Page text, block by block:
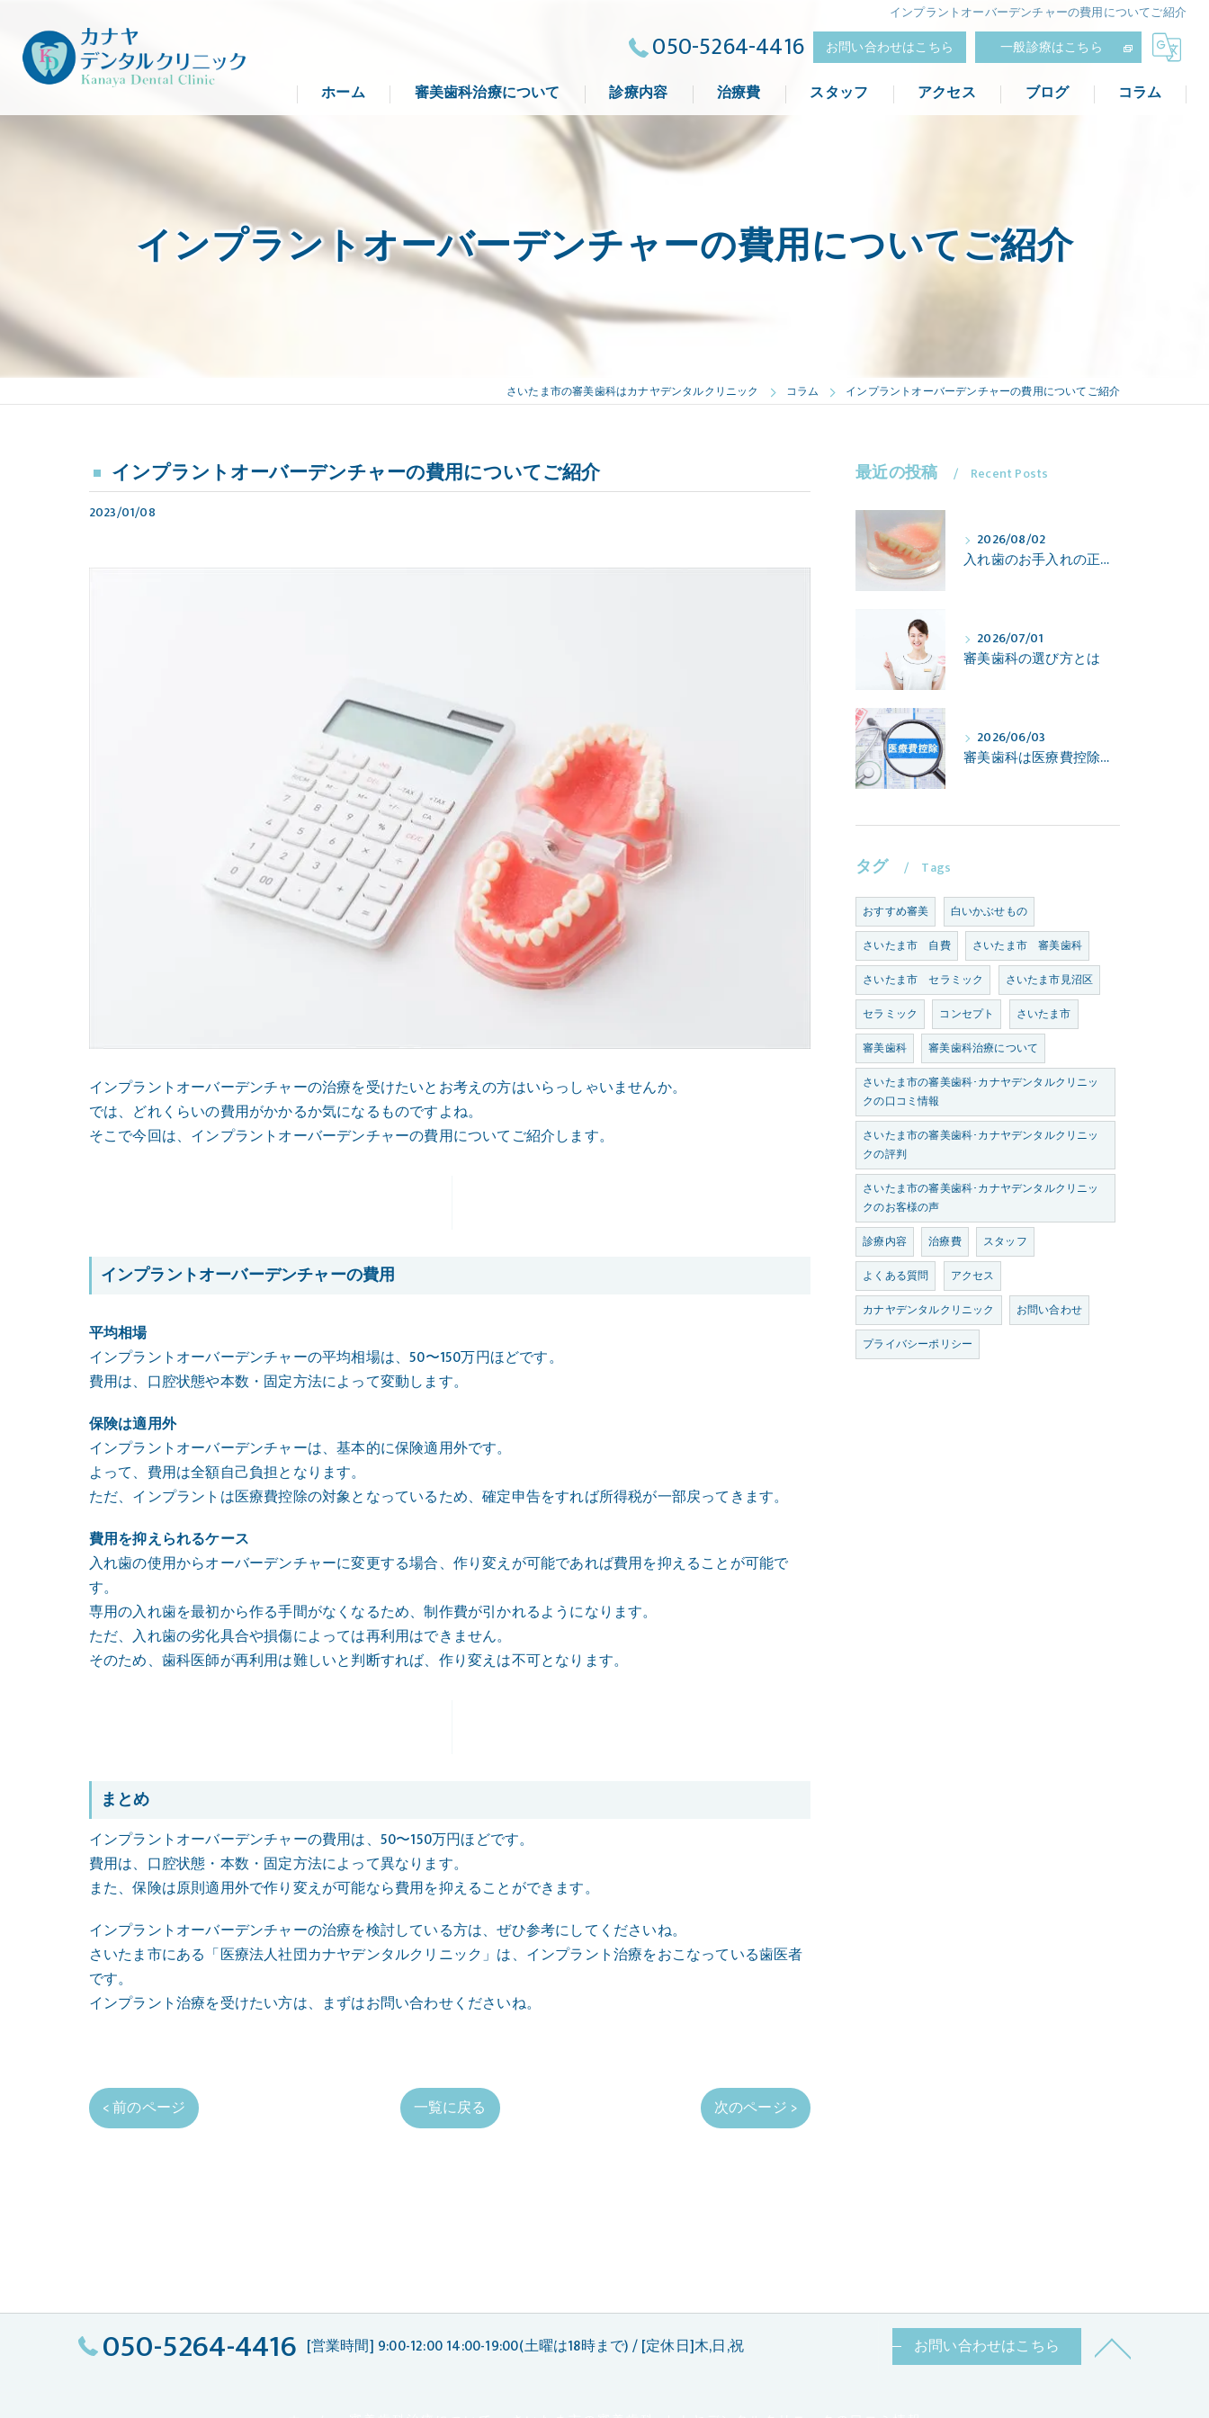
インプラントオーバーデンチャーの費用についてご紹介
050-5264-4416 お問い合わせはこちら 一般診療はこちら
ホーム 審美歯科治療について 診療内容
よくある質問
治療費 スタッフ アクセス ブログ コラム
インプラントオーバーデンチャーの費用についてご紹介
さいたま市の審美歯科はカナヤデンタルクリニック コラム インプラントオーバーデンチャーの費用についてご紹介
インプラントオーバーデンチャーの費用についてご紹介
2023/01/08
インプラントオーバーデンチャーの治療を受けたいとお考えの方はいらっしゃいませんか。
では、どれくらいの費用がかかるか気になるものですよね。
そこで今回は、インプラントオーバーデンチャーの費用についてご紹介します。
インプラントオーバーデンチャーの費用
平均相場
インプラントオーバーデンチャーの平均相場は、50〜150万円ほどです。
費用は、口腔状態や本数・固定方法によって変動します。
保険は適用外
インプラントオーバーデンチャーは、基本的に保険適用外です。
よって、費用は全額自己負担となります。
ただ、インプラントは医療費控除の対象となっているため、確定申告をすれば所得税が一部戻ってきます。
費用を抑えられるケース
入れ歯の使用からオーバーデンチャーに変更する場合、作り変えが可能であれば費用を抑えることが可能で
す。
専用の入れ歯を最初から作る手間がなくなるため、制作費が引かれるようになります。
ただ、入れ歯の劣化具合や損傷によっては再利用はできません。
そのため、歯科医師が再利用は難しいと判断すれば、作り変えは不可となります。
まとめ
インプラントオーバーデンチャーの費用は、50〜150万円ほどです。
費用は、口腔状態・本数・固定方法によって異なります。
また、保険は原則適用外で作り変えが可能なら費用を抑えることができます。
インプラントオーバーデンチャーの治療を検討している方は、ぜひ参考にしてくださいね。
さいたま市にある「医療法人社団カナヤデンタルクリニック」は、インプラント治療をおこなっている歯医者
です。
インプラント治療を受けたい方は、まずはお問い合わせくださいね。
< 前のページ 一覧に戻る 次のページ >
最近の投稿 Recent Posts
2026/08/02
入れ歯のお手入れの正しいタイミングを知りたい
2026/07/01
審美歯科の選び方とは
2026/06/03
審美歯科は医療費控除の対象になる？
タグ Tags
おすすめ審美
白いかぶせもの
さいたま市 自費
さいたま市 審美歯科
さいたま市 セラミック
さいたま市見沼区
セラミック
コンセプト
さいたま市
審美歯科
審美歯科治療について
さいたま市の審美歯科･カナヤデンタルクリニッ
クの口コミ情報
さいたま市の審美歯科･カナヤデンタルクリニッ
クの評判
さいたま市の審美歯科･カナヤデンタルクリニッ
クのお客様の声
診療内容
治療費
スタッフ
よくある質問
アクセス
カナヤデンタルクリニック
お問い合わせ
プライバシーポリシー
050-5264-4416 [営業時間] 9:00-12:00 14:00-19:00(土曜は18時まで) / [定休日]木,日,祝 お問い合わせはこちら